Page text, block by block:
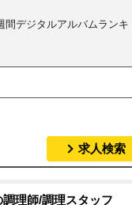
間デジタルアルバムランキ
求人検索
理師/調理スタッフ